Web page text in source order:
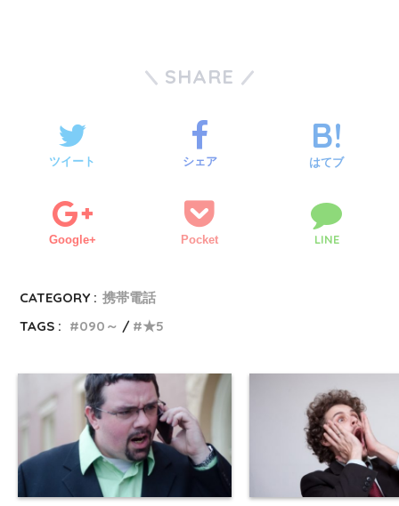
SHARE
ツイート シェア はてブ
Google+ Pocket LINE
CATEGORY : 携帯電話
TAGS :
090～ ★5